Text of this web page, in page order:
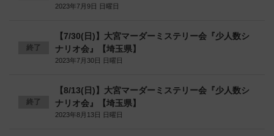
2023年7月9日 日曜日
終了
【7/30(日)】大宮マーダーミステリー会『少人数シ
ナリオ会』【埼玉県】
2023年7月30日 日曜日
終了
【8/13(日)】大宮マーダーミステリー会『少人数シ
ナリオ会』【埼玉県】
2023年8月13日 日曜日